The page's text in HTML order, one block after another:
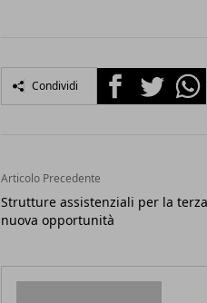
Condividi FacebookTwitter
Articolo Precedente
Strutture assistenziali per la
nuova opportunità